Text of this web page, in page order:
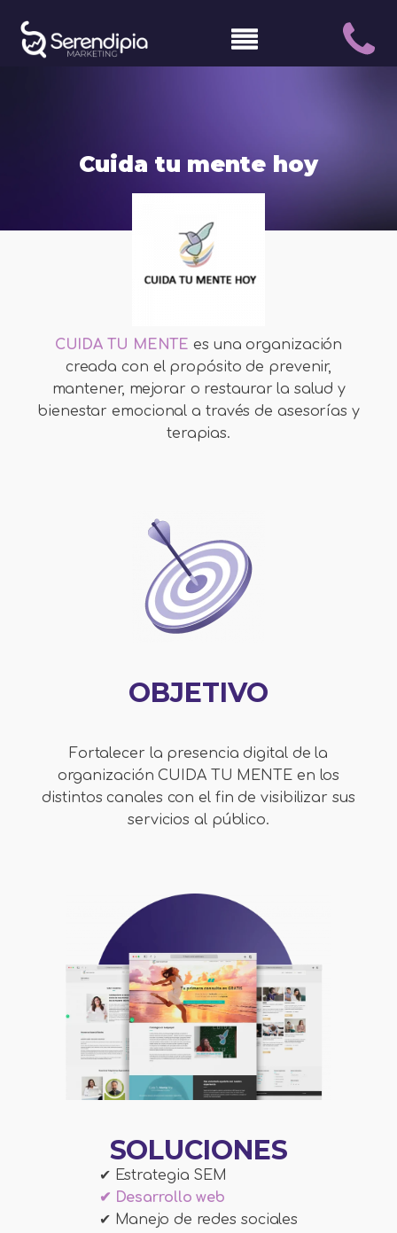
Cuida tu mente hoy
CUIDA TU MENTE es una organización
creada con el propósito de prevenir,
mantener, mejorar o restaurar la salud y
bienestar emocional a través de asesorías y
terapias.
OBJETIVO
Fortalecer la presencia digital de la
organización CUIDA TU MENTE en los
distintos canales con el fin de visibilizar sus
servicios al público.
SOLUCIONES
✔ Estrategia SEM
✔ Desarrollo web
✔ Manejo de redes sociales